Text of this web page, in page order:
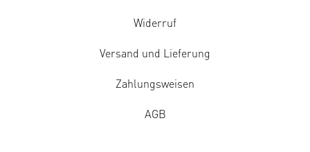
Widerruf
Versand und Lieferung
Zahlungsweisen
AGB